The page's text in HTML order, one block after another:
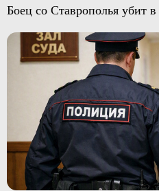
Боец со Ставрополья убит